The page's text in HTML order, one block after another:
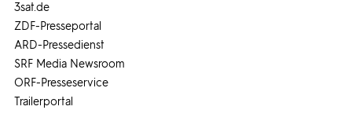
3sat.de
ZDF-Presseportal
ARD-Pressedienst
SRF Media Newsroom
ORF-Presseservice
Trailerportal